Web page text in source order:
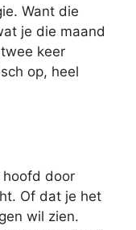
Want die
je die maand
keer
op, heel
hoofd door
Of dat je het
wil zien.